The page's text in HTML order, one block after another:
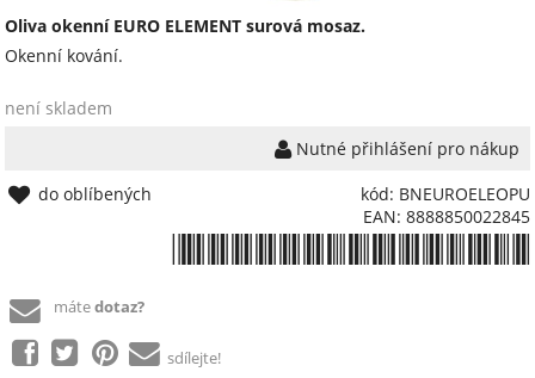
Oliva okenní EURO ELEMENT surová mosaz.
Okenní kování.
není skladem
Nutné přihlášení pro nákup
kód: BNEUROELEOPU
EAN: 8888850022845
do oblíbených
mátedotaz?
sdílejte!